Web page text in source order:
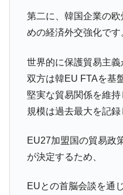
第二に、韓国企業の
めの経済外交強化です
世界的に保護貿易主義
双方は韓EU FTAを基
堅実な貿易関係を維
規模は過去最大を記録
EU27加盟国の貿易政
が決定するため、
EUとの首脳会談を通